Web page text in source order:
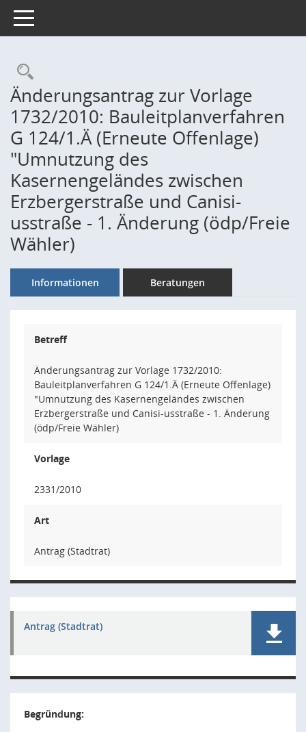
Toggle navigation
Rechercheauswahl
Änderungsantrag zur Vorlage
1732/2010: Bauleitplanverfahren
G 124/1.Ä (Erneute Offenlage)
"Umnutzung des
Kasernengeländes zwischen
Erzbergerstraße und Canisi-
usstraße - 1. Änderung (ödp/Freie
Wähler)
Informationen Beratungen
Betreff
Änderungsantrag zur Vorlage 1732/2010:
Bauleitplanverfahren G 124/1.Ä (Erneute Offenlage)
"Umnutzung des Kasernengeländes zwischen
Erzbergerstraße und Canisi-usstraße - 1. Änderung
(ödp/Freie Wähler)
Vorlage
2331/2010
Art
Antrag (Stadtrat)
Antrag (Stadtrat)
Begründung: